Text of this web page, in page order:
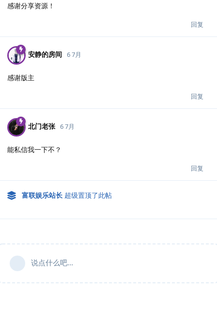
感谢分享资源！
回复
安静的房间 6 7月
感谢版主
回复
北门老张 6 7月
能私信我一下不？
回复
富联娱乐站长 超级置顶了此帖
说点什么吧...